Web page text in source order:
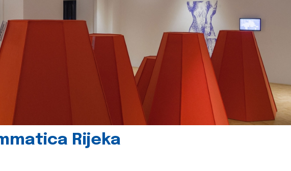
Rijeka